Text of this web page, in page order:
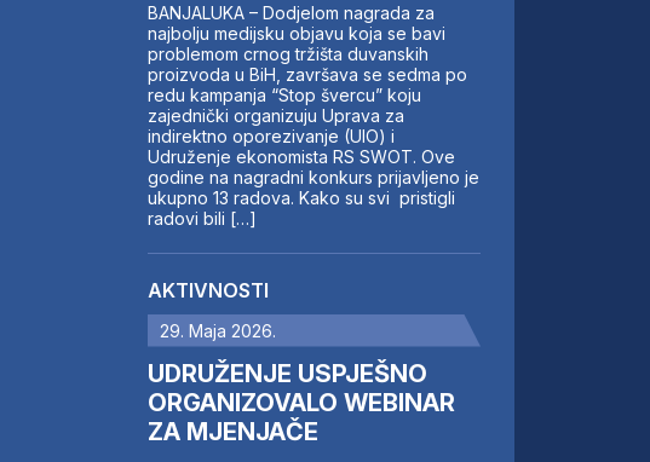
BANJALUKA – Dodjelom nagrada za
najbolju medijsku objavu koja se bavi
problemom crnog tržišta duvanskih
proizvoda u BiH, završava se sedma po
redu kampanja “Stop švercu” koju
zajednički organizuju Uprava za
indirektno oporezivanje (UIO) i
Udruženje ekonomista RS SWOT. Ove
godine na nagradni konkurs prijavljeno je
ukupno 13 radova. Kako su svi pristigli
radovi bili […]
AKTIVNOSTI
29. Maja 2026.
UDRUŽENJE USPJEŠNO
ORGANIZOVALO WEBINAR
ZA MJENJAČE